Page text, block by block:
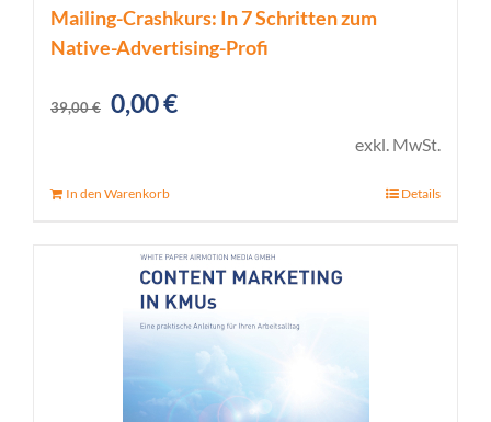
Mailing-Crashkurs: In 7 Schritten zum
Native-Advertising-Profi
39,00€ Ursprünglicher
0,00€Aktueller
exkl. MwSt.
In den Warenkorb Details